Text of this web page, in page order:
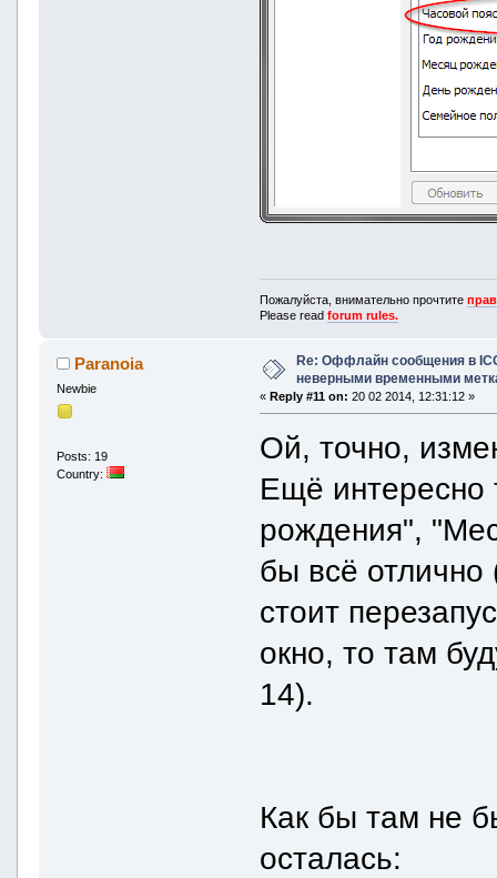
Пожалуйста, внимательно прочтите
Please readforum rules.
Paranoia
Newbie
Posts: 19
Country:
Re: Оффлайн сообщения в
неверными временными
«Reply #11 on: 20 02 2014, 12:31:12 »
Ой, точно,
Ещё интересно
рождения",
бы всё отлично
стоит
окно, то там
14).
Как бы там не
осталась: